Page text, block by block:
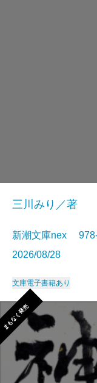
三川みり／著
新潮文庫nex
2026/08/28
文庫電子書籍あり
まもなく発売